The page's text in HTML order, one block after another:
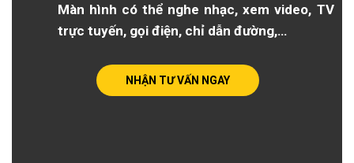
NHẬN TƯ VẤN NGAY
Màn hình có thể nghe nhạc, xem video, TV
trực tuyến, gọi điện, chỉ dẫn đường,…